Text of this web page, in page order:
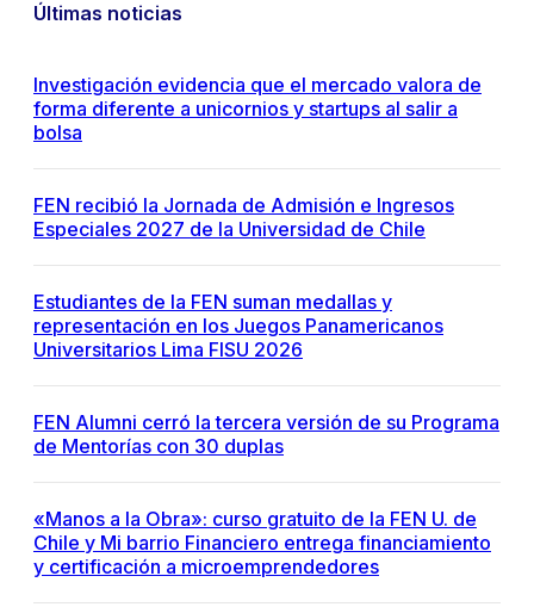
Últimas noticias
Investigación evidencia que el mercado valora de
forma diferente a unicornios y startups al salir a
bolsa
FEN recibió la Jornada de Admisión e Ingresos
Especiales 2027 de la Universidad de Chile
Estudiantes de la FEN suman medallas y
representación en los Juegos Panamericanos
Universitarios Lima FISU 2026
FEN Alumni cerró la tercera versión de su Programa
de Mentorías con 30 duplas
«Manos a la Obra»: curso gratuito de la FEN U. de
Chile y Mi barrio Financiero entrega financiamiento
y certificación a microemprendedores